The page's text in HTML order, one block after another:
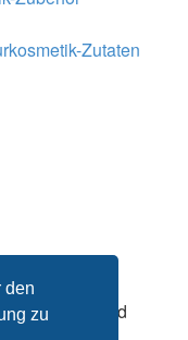
den
zu
Zutaten
phpBB Limited